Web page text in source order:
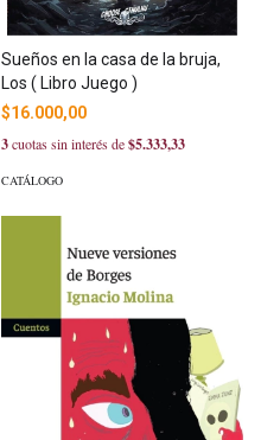
Sueños en la casa de la bruja,
Los ( Libro Juego )
$16.000,00
3cuotas sin interés de$5.333,33
CATÁLOGO